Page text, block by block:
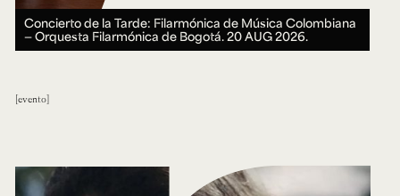
Concierto de la Tarde: Filarmónica de Música Colombiana
— Orquesta Filarmónica de Bogotá.20 AUG 2026.
evento